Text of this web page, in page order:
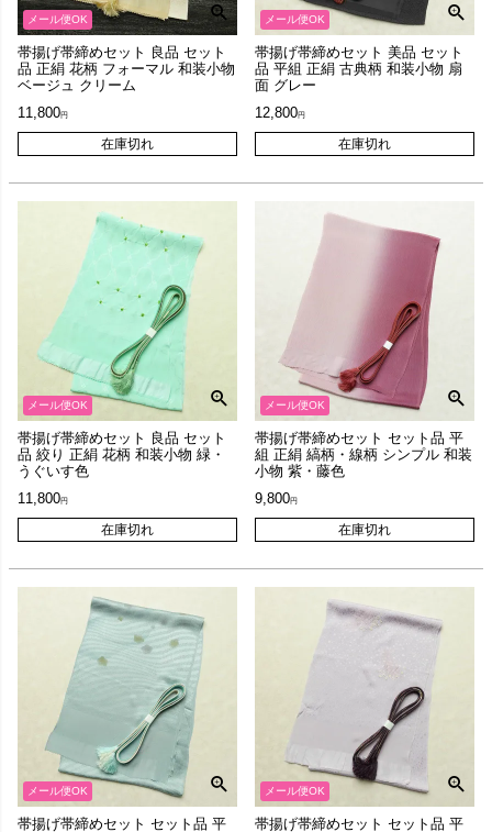
メール便OK
帯揚げ帯締めセット 良品 セット
品 正絹 花柄 フォーマル 和装小物
ベージュ クリーム
11,800
在庫切れ
メール便OK
帯揚げ帯締めセット 美品 セット
品 平組 正絹 古典柄 和装小物 扇
面 グレー
12,800
在庫切れ
メール便OK
帯揚げ帯締めセット 良品 セット
品 絞り 正絹 花柄 和装小物 緑・
うぐいす色
11,800
在庫切れ
メール便OK
帯揚げ帯締めセット セット品 平
組 正絹 縞柄・線柄 シンプル 和装
小物 紫・藤色
9,800
在庫切れ
メール便OK
帯揚げ帯締めセット セット品 平
メール便OK
帯揚げ帯締めセット セット品 平